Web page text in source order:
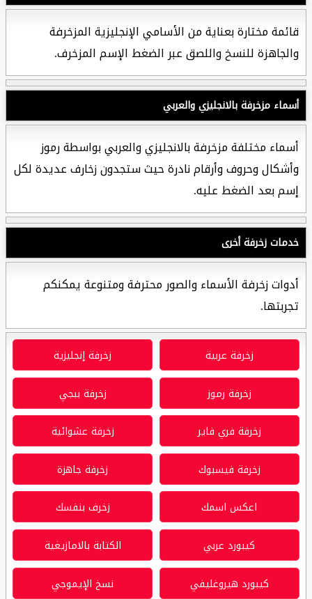
قائمة مختارة بعناية من الأسامي الإنجليزية المزخرفة
والجاهزة للنسخ واللصق عبر الضغط الإسم المزخرف.
أسماء مزخرفة بالانجليزي والعربي
أسماء مختلفة مزخرفة بالانجليزي والعربي بواسطة رموز
وأشكال وحروف وأرقام نادرة حيث ستجدون زخارف عديدة لكل
إسم بعد الضغط عليه.
خدمات زخرفة أخرى
أدوات زخرفة الأسماء والصور محترفة ومتنوعة يمكنكم
تجربتها.
زخرفة عربية زخرفة إنجليزية
زخرفة رموز زخرفة ببجي
زخرفة فري فاير زخرفة عشوائية
زخرفة فيسبوك زخرفة جاهزة
اعكس اسمك زخرف بنفسك
كيبورد عربي الكتابة بالامازيغية
كيبورد هيروغليفي نسخ الإيموجي